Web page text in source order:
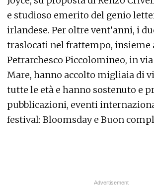
e studioso emerito del genio
irlandese. Per oltre vent’anni, i
traslocati nel frattempo, insieme
Petrarchesco Piccolomineo, in
Mare, hanno accolto migliaia di
tutte le età e hanno sostenuto e
pubblicazioni, eventi
festival: Bloomsday e Buon